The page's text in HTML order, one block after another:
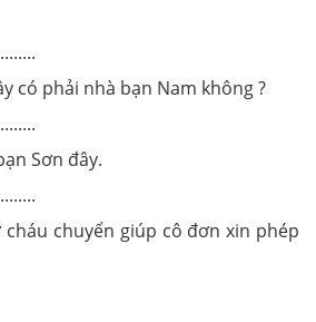
có phải nhà bạn Nam không ?
Sơn đây.
cháu chuyển giúp cô đơn xin phép